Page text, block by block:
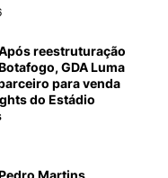
reestruturação
GDA Luma
para venda
do Estádio
Martins,